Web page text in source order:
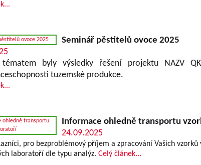
Seminář pěstitelů ovoce 2025
tématem byly výsledky řešení projektu NAZV
tuzemské produkce.
Informace ohledně transportu
24.09.2025
pro bezproblémový příjem a zpracování Vašich
laboratoří dle typu analýz. Celý článek...